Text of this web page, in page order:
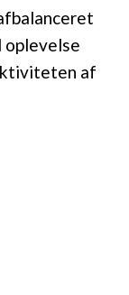
oplevelse
af